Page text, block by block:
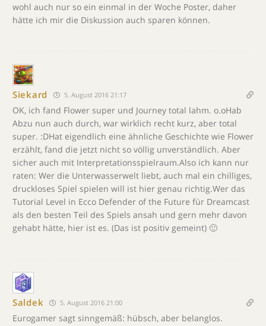
wohl auch nur so ein einmal in der Woche Poster, daher
hätte ich mir die Diskussion auch sparen können.
Siekard 5. August 2016 21:17
OK, ich fand Flower super und Journey total lahm. o.oHab
Abzu nun auch durch, war wirklich recht kurz, aber total
super. :DHat eigendlich eine ähnliche Geschichte wie Flower
erzählt, fand die jetzt nicht so völlig unverständlich. Aber
sicher auch mit Interpretationsspielraum.Also ich kann nur
raten: Wer die Unterwasserwelt liebt, auch mal ein chilliges,
druckloses Spiel spielen will ist hier genau richtig.Wer das
Tutorial Level in Ecco Defender of the Future für Dreamcast
als den besten Teil des Spiels ansah und gern mehr davon
gehabt hätte, hier ist es. (Das ist positiv gemeint) 🙂
Saldek 5. August 2016 21:00
Eurogamer sagt sinngemäß: hübsch, aber belanglos.